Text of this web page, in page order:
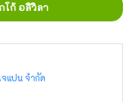
โก้ อลิวิลา
จแปน จำกัด